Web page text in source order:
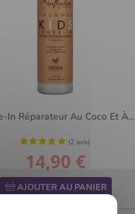
In Réparateur Au Coco Et À...
Prix
14,90 €
AJOUTER AU PANIER